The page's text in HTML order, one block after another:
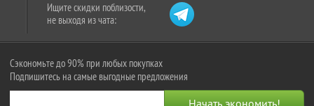
Ищите скидки поблизости,
не выходя из чата:
Сэкономьте до 90% при любых покупках
Подпишитесь на самые выгодные предложения